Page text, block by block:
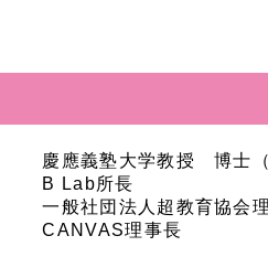
慶應義塾大学教授 博士
B Lab所長
一般社団法人超教育協会
CANVAS理事長